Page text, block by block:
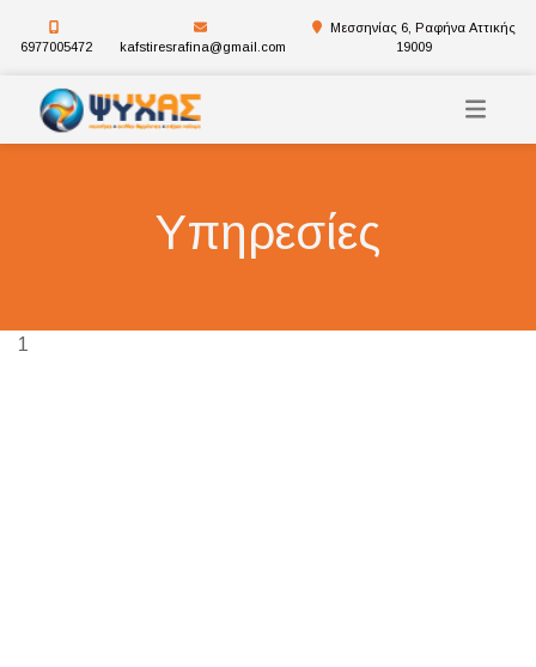
6977005472 kafstiresrafina@gmail.com
Μεσσηνίας 6, Ραφήνα Αττικής
19009
Υπηρεσίες
1